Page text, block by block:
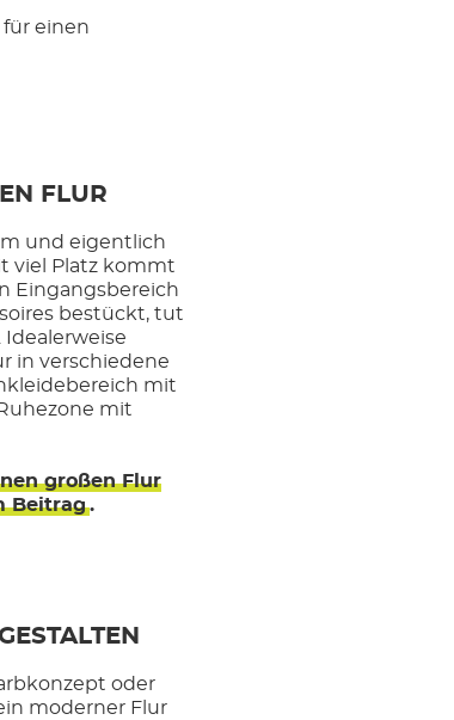
einen
FLUR
und eigentlich
viel Platz kommt
Eingangsbereich
bestückt, tut
Idealerweise
in verschiedene
mit
mit
großen Flur
Beitrag.
oder
moderner Flur